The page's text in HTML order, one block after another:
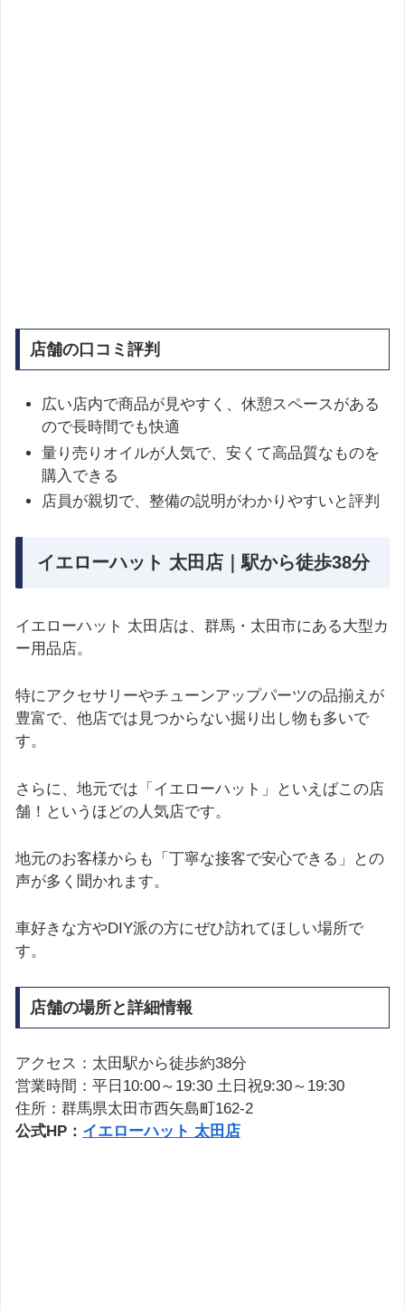
店舗の口コミ評判
広い店内で商品が見やすく、休憩スペースがある
ので長時間でも快適
量り売りオイルが人気で、安くて高品質なものを
購入できる
店員が親切で、整備の説明がわかりやすいと評判
イエローハット 太田店｜駅から徒歩38分
イエローハット 太田店は、群馬・太田市にある大型カ
ー用品店。
特にアクセサリーやチューンアップパーツの品揃えが
豊富で、他店では見つからない掘り出し物も多いで
す。
さらに、地元では「イエローハット」といえばこの店
舗！というほどの人気店です。
地元のお客様からも「丁寧な接客で安心できる」との
声が多く聞かれます。
車好きな方やDIY派の方にぜひ訪れてほしい場所で
す。
店舗の場所と詳細情報
アクセス：太田駅から徒歩約38分
営業時間：平日10:00～19:30 土日祝9:30～19:30
住所：群馬県太田市西矢島町162-2
公式HP： イエローハット 太田店